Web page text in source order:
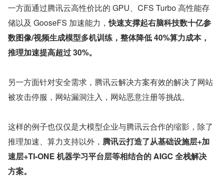
一方面通过腾讯云高性价比的 GPU、CFS Turbo 高性能存
储以及 GooseFS 加速能力，快速支撑起右脑科技数十亿参
数图像/视频生成模型多机训练，整体降低 40%算力成本，
推理加速提高超过 30%。
另一方面针对安全需求，腾讯云解决方案有效的解决了网站
被攻击停服，网站漏洞注入，网站恶意注册等挑战。
这样的例子也仅仅是大模型企业与腾讯云合作的缩影，除了
推理加速、算力支持以外， 腾讯云打造了从基础设施层+加
速层+TI-ONE 机器学习平台层等相结合的 AIGC 全栈解决
方案。